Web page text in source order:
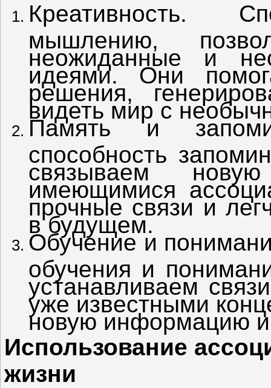
Креативность.
мышлению,
неожиданные и
идеями. Они
решения,
видеть мир с
Память и
способность
связываем
имеющимися
прочные связи и
в будущем.
Обучение и
обучения и
устанавливаем
уже известными
новую информацию и
Использование
жизни